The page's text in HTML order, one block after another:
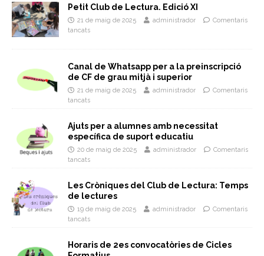
Petit Club de Lectura. Edició XI
21 de maig de 2025 administrador
Comentaris
tancats
Canal de Whatsapp per a la preinscripció
de CF de grau mitjà i superior
21 de maig de 2025 administrador
Comentaris
tancats
Ajuts per a alumnes amb necessitat
específica de suport educatiu
20 de maig de 2025 administrador
Comentaris
tancats
Les Cròniques del Club de Lectura: Temps
de lectures
19 de maig de 2025 administrador
Comentaris
tancats
Horaris de 2es convocatòries de Cicles